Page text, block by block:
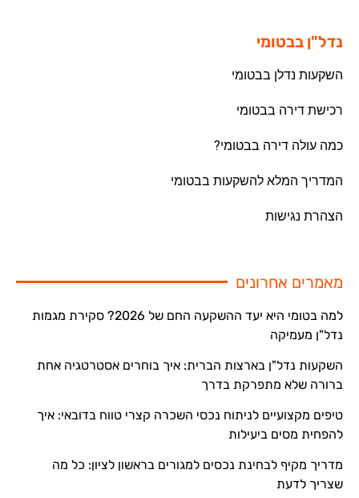
נדל"ן בבטומי
השקעות נדלן בבטומי
רכישת דירה בבטומי
כמה עולה דירה בבטומי?
המדריך המלא להשקעות בבטומי
הצהרת נגישות
מאמרים אחרונים
למה בטומי היא יעד ההשקעה החם של 2026? סקירת מגמות
נדל"ן מעמיקה
השקעות נדל"ן בארצות הברית: איך בוחרים אסטרטגיה אחת
ברורה שלא מתפרקת בדרך
טיפים מקצועיים לניתוח נכסי השכרה קצרי טווח בדובאי: איך
להפחית מסים ביעילות
מדריך מקיף לבחינת נכסים למגורים בראשון לציון: כל מה
שצריך לדעת